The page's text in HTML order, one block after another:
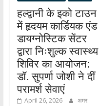
हल्द्वानी के इको टाउन
में हृदयम कार्डियक एंड
डायग्नोस्टिक सेंटर
द्वारा निःशुल्क स्वास्थ्य
शिविर का आयोजन:
डॉ. सुपर्णा जोशी ने दीं
परामर्श सेवाएं
April 26, 2026
अमर